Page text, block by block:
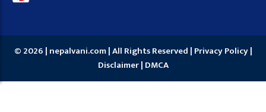
© 2026 | nepalvani.com | All Rights Reserved | Privacy Policy|
Disclaimer| DMCA